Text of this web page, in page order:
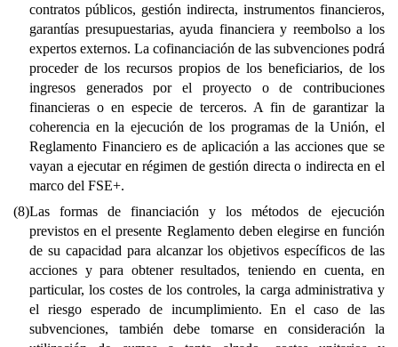
contratos públicos, gestión indirecta, instrumentos financieros,
garantías presupuestarias, ayuda financiera y reembolso a los
expertos externos. La cofinanciación de las subvenciones podrá
proceder de los recursos propios de los beneficiarios, de los
ingresos generados por el proyecto o de contribuciones
financieras o en especie de terceros. A fin de garantizar la
coherencia en la ejecución de los programas de la Unión, el
Reglamento Financiero es de aplicación a las acciones que se
vayan a ejecutar en régimen de gestión directa o indirecta en el
marco del FSE+.
(8)Las formas de financiación y los métodos de ejecución
previstos en el presente Reglamento deben elegirse en función
de su capacidad para alcanzar los objetivos específicos de las
acciones y para obtener resultados, teniendo en cuenta, en
particular, los costes de los controles, la carga administrativa y
el riesgo esperado de incumplimiento. En el caso de las
subvenciones, también debe tomarse en consideración la